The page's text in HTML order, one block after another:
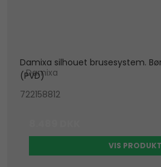
Damixa silhouet brusesystem.
(PVD)
Damixa
722158812
VIS PRODUKT